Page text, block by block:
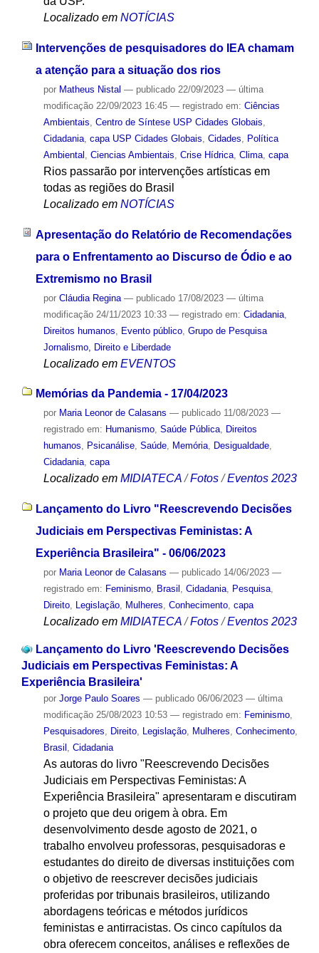
Localizado em NOTÍCIAS
Intervenções de pesquisadores do IEA chamam
a atenção para a situação dos rios
por Matheus Nistal — publicado22/09/2023 — última
modificação22/09/2023 16:45 — registrado em: Ciências
Ambientais, Centro de Síntese USP Cidades Globais,
Cidadania, capa USP Cidades Globais, Cidades, Política
Ambiental , Ciencias Ambientais, Crise Hídrica, Clima, capa
Rios passarão por intervenções artísticas em
todas as regiões do Brasil
Localizado em NOTÍCIAS
Apresentação do Relatório de Recomendações
para o Enfrentamento ao Discurso de Ódio e ao
Extremismo no Brasil
por Cláudia Regina — publicado17/08/2023 — última
modificação24/11/2023 10:33 — registrado em: Cidadania,
Direitos humanos
Evento público, Grupo de Pesquisa
Jornalismo, Direito e Liberdade
Localizado em EVENTOS
Memórias da Pandemia - 17/04/2023
por Maria Leonor de Calasans — publicado11/08/2023 —
registrado em: Humanismo, Saúde Pública, Direitos
humanos, Psicanálise, Saúde, Memória, Desigualdade,
Cidadania, capa
Localizado em MIDIATECA /Fotos /Eventos 2023
Lançamento do Livro "Reescrevendo Decisões
Judiciais em Perspectivas Feministas: A
Experiência Brasileira" - 06/06/2023
por Maria Leonor de Calasans — publicado14/06/2023 —
registrado em: Feminismo, Brasil , Cidadania, Pesquisa,
Direito, Legislação, Mulheres, Conhecimento, capa
Localizado em MIDIATECA /Fotos /Eventos 2023
Lançamento do Livro 'Reescrevendo Decisões
Judiciais em Perspectivas Feministas: A
Experiência Brasileira'
por Jorge Paulo Soares — publicado06/06/2023 — última
modificação25/08/2023 10:53 — registrado em: Feminismo,
Pesquisadores
Direito, Legislação, Mulheres Conhecimento,
Brasil
Cidadania
As autoras do livro "Reescrevendo Decisões
Judiciais em Perspectivas Feministas: A
Experiência Brasileira" apresentaram e discutiram
o projeto que deu origem à obra. Em
desenvolvimento desde agosto de 2021, o
trabalho envolveu professoras, pesquisadoras e
estudantes do direito de diversas instituições com
o objetivo de reescrever decisões judiciais
proferidas por tribunais brasileiros, utilizando
abordagens teóricas e métodos jurídicos
feministas e antirracistas. Os cinco capítulos da
obra oferecem conceitos, análises e reflexões de